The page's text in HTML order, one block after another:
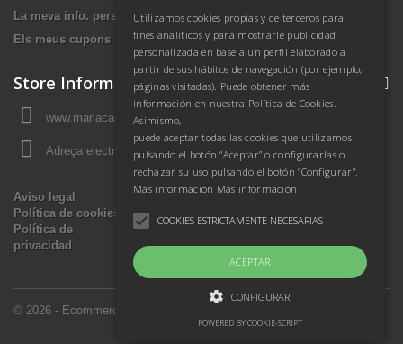
© 2026 - Ecommerce software by PrestaShop™
La meva info. personal
Els meus cupons
Store Information
www.mariacasasbiologa.es, España Peninsular
Adreça electrònica:botiga@mariacasasbiologa.es
Aviso legal
Política de cookies
Política de
privacidad
Utilizamos cookies propias y de terceros para
fines analíticos y para mostrarle publicidad
personalizada en base a un perfil elaborado a
partir de sus hábitos de navegación (por ejemplo,
páginas visitadas). Puede obtener más
información en nuestra Política de Cookies.
Asimismo,
puede aceptar todas las cookies que utilizamos
pulsando el botón “Aceptar” o configurarlas o
rechazar su uso pulsando el botón “Configurar”.
Más información Más información
COOKIES ESTRICTAMENTE NECESARIAS
ACEPTAR
CONFIGURAR
POWERED BY COOKIE-SCRIPT